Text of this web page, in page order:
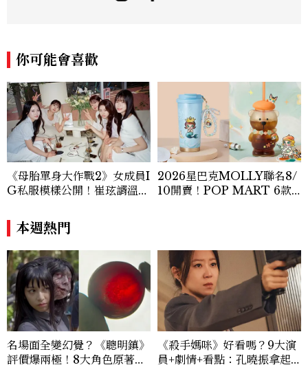
與美感的專題內容，長期關注亞洲娛樂、人
力的跨平台敘事語言。認為好的內容不僅是
記錄時代，更是溫柔的行動——在每一段訪
談與每一篇文章裡，留下值得反覆回味的
光。
你可能會喜歡
《母胎單身大作戰2》女成員I
G私服模樣公開！崔玹諝溫柔
低調千金？
2026星巴克MOLLY聯名8/
10開賣！POP MART 6款
本週熱門
名場面全變幻覺？《聰明鎮》
評價爆兩極！8大角色原著差
《殺手媽咪》好看嗎？9大演
員+劇情+看點：孔曉振拿起